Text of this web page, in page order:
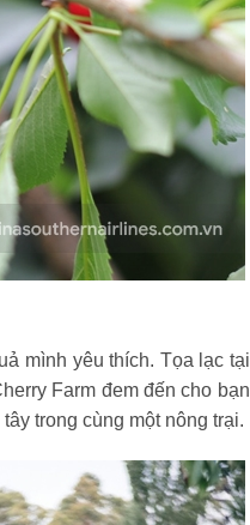
mình yêu thích. Tọa lạc tại
Farm đem đến cho bạn
trong cùng một nông trại.